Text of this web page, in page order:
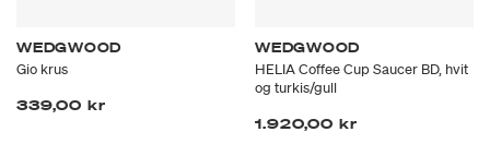
WEDGWOOD
Gio krus
339,00 kr
WEDGWOOD
HELIA Coffee Cup Saucer BD, hvit
og turkis/gull
1.920,00 kr